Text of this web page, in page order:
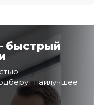
быстрый
наилучшее